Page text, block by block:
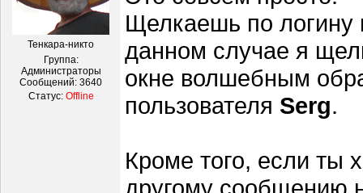
Тенкара-никто
Группа:
Администраторы
Сообщений: 3640
Статус: Offline
Щелкаешь по логину
данном случае я
окне волшебным
пользователя Serg.
Кроме того, если ты